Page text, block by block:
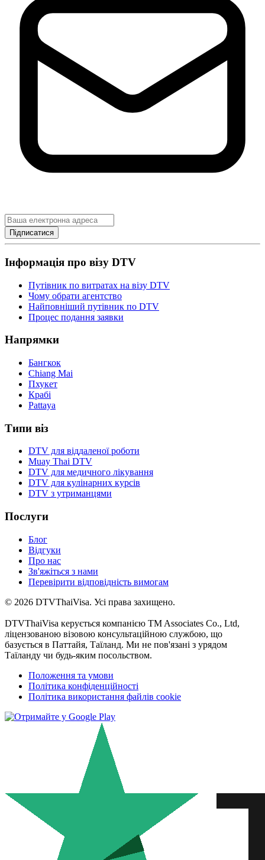
Підписатися
Інформація про візу DTV
Путівник по витратах на візу DTV
Чому обрати агентство
Найповніший путівник по DTV
Процес подання заявки
Напрямки
Бангкок
Chiang Mai
Пхукет
Крабі
Pattaya
Типи віз
DTV для віддаленої роботи
Muay Thai DTV
DTV для медичного лікування
DTV для кулінарних курсів
DTV з утриманцями
Послуги
Блог
Відгуки
Про нас
Зв'яжіться з нами
Перевірити відповідність вимогам
© 2026 DTVThaiVisa. Усі права захищено.
DTVThaiVisa керується компанією TM Associates Co., Ltd,
ліцензованою візовою консультаційною службою, що
базується в Паттайя, Таїланд. Ми не пов'язані з урядом
Таїланду чи будь-яким посольством.
Положення та умови
Політика конфіденційності
Політика використання файлів cookie